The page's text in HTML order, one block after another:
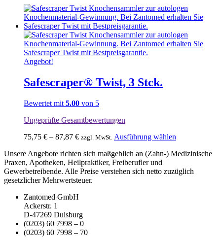
Angebot!
Safescraper® Twist, 3 Stck.
Bewertet mit 5.00 von 5
Ungeprüfte Gesamtbewertungen
75,75 € – 87,87 € zzgl. MwSt. Ausführung wählen
weist
Varianten
Unsere Angebote richten sich maßgeblich an (Zahn-) Medizinische
Praxen, Apotheken, Heilpraktiker, Freiberufler und
Gewerbetreibende. Alle Preise verstehen sich netto zuzüglich
gesetzlicher Mehrwertsteuer.
Zantomed GmbH
Ackerstr. 1
D-47269 Duisburg
(0203) 60 7998 – 0
(0203) 60 7998 – 70